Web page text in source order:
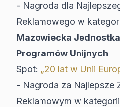
- Nagroda dla
Reklamowego w
Mazowiecka
Programów Unijnych
Spot: „20 lat w Unii
- Nagroda za Najlepsze
Reklamowym w